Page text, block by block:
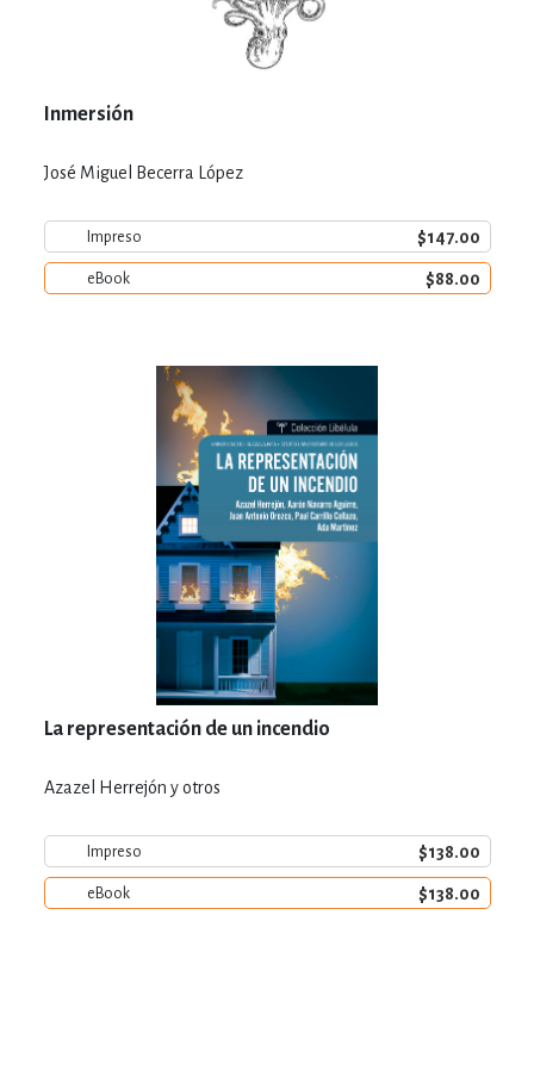
Inmersión
José Miguel Becerra López
Impreso $147.00
eBook $88.00
La representación de un incendio
Azazel Herrejón y otros
Impreso $138.00
eBook $138.00